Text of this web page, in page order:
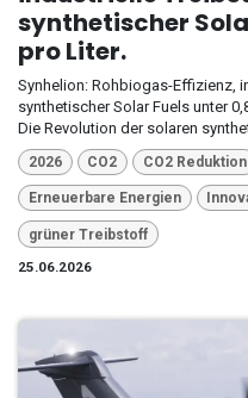
synthetischer
pro Liter.
Synhelion: Rohbiogas-Effizienz,
synthetischer Solar Fuels unter
Die Revolution der solaren
2026 CO2 CO2 Reduktion
Erneuerbare Energien
grüner Treibstoff
25.06.2026